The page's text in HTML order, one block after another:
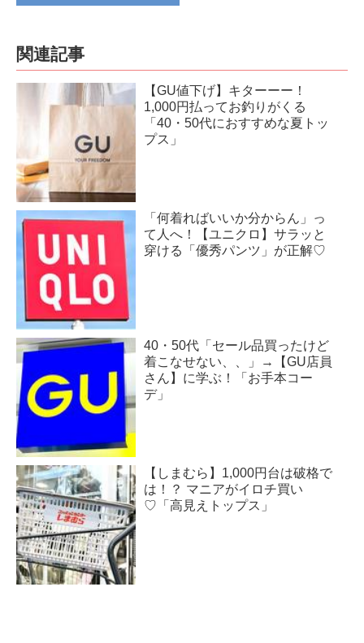
関連記事
【GU値下げ】キターーー！
1,000円払ってお釣りがくる
「40・50代におすすめな夏トッ
プス」
「何着ればいいか分からん」っ
て人へ！【ユニクロ】サラッと
穿ける「優秀パンツ」が正解♡
40・50代「セール品買ったけど
着こなせない、、」→【GU店員
さん】に学ぶ！「お手本コー
デ」
【しまむら】1,000円台は破格で
は！？ マニアがイロチ買い
♡「高見えトップス」